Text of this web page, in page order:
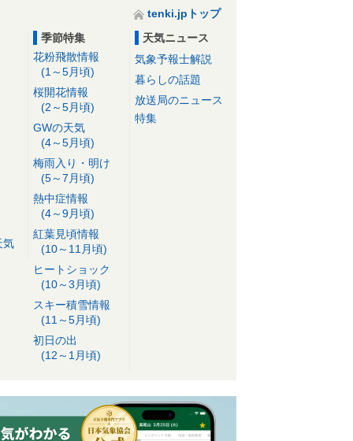
tenki.jpトップ
気
季節特集
花粉飛散情報
(1～5月頃)
桜開花情報
(2～5月頃)
GWの天気
(4～5月頃)
梅雨入り・明け
(5～7月頃)
熱中症情報
(4～9月頃)
紅葉見頃情報
(10～11月頃)
ヒートショック
(10～3月頃)
スキー積雪情報
(11～5月頃)
初日の出
(12～1月頃)
天気ニュース
気象予報士解説
暮らしの話題
放送局のニュース
特集